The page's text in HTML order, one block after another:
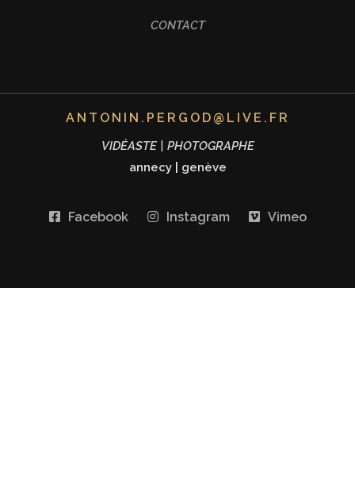
CONTACT
ANTONIN.PERGOD@LIVE.FR
VIDÉASTE | PHOTOGRAPHE
annecy| genève
Facebook Instagram Vimeo